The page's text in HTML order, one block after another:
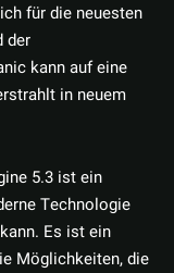
für die neuesten
der
kann auf eine
in neuem
5.3 ist ein
Technologie
Es ist ein
Möglichkeiten, die